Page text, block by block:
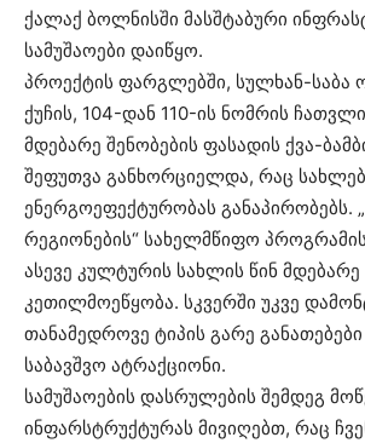
ქალაქ ბოლნისში მასშტაბური
სამუშაოები დაიწყო.
პროექტის ფარგლებში, სულხან-საბა
ქუჩის, 104-დან 110-ის ნომრის
მდებარე შენობების ფასადის ქვა-
შეფუთვა განხორციელდა, რაც
ენერგოეფექტურობას განაპირობებს.
რეგიონების“ სახელმწიფო
ასევე კულტურის სახლის წინ მდებარე
კეთილმოეწყობა. სკვერში უკვე
თანამედროვე ტიპის გარე
საბავშვო ატრაქციონი.
სამუშაოების დასრულების შემდეგ
ინფარსტრუქტურას მივიღებთ, რაც